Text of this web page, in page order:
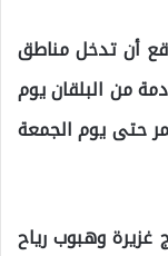
أن تدخل مناطق
من البلقان يوم
حتى يوم الجمعة
وهبوب رياح